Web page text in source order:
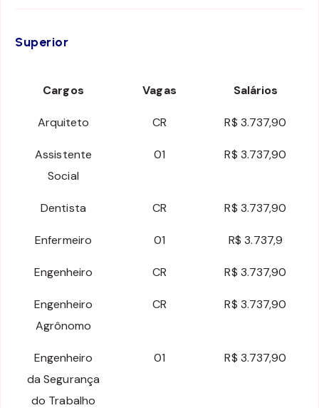
Superior
Cargos Vagas Salários
Arquiteto CR R$ 3.737,90
Assistente
Social
01 R$ 3.737,90
Dentista CR R$ 3.737,90
Enfermeiro 01 R$ 3.737,9
Engenheiro CR R$ 3.737,90
Engenheiro
Agrônomo
CR R$ 3.737,90
Engenheiro
da Segurança
do Trabalho
01 R$ 3.737,90